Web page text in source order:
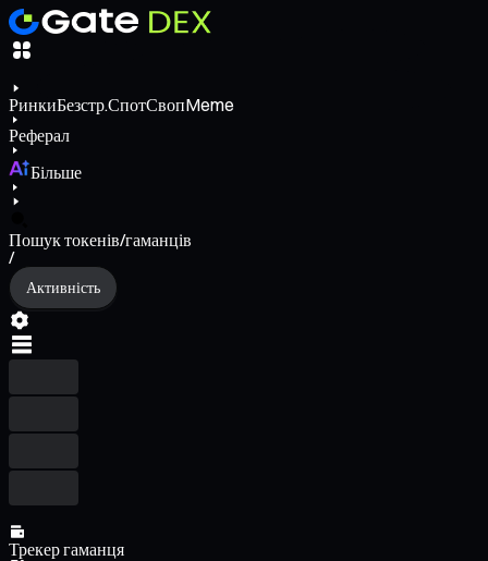
РинкиБезстр.СпотСвопMeme
Реферал
Більше
Пошук токенів/гаманців
/
Активність
Трекер гаманця